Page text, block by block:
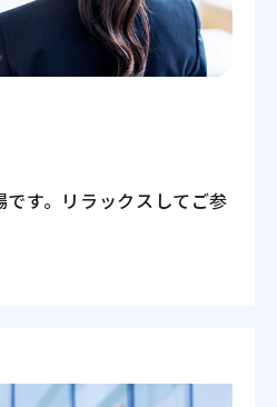
す。リラックスしてご参